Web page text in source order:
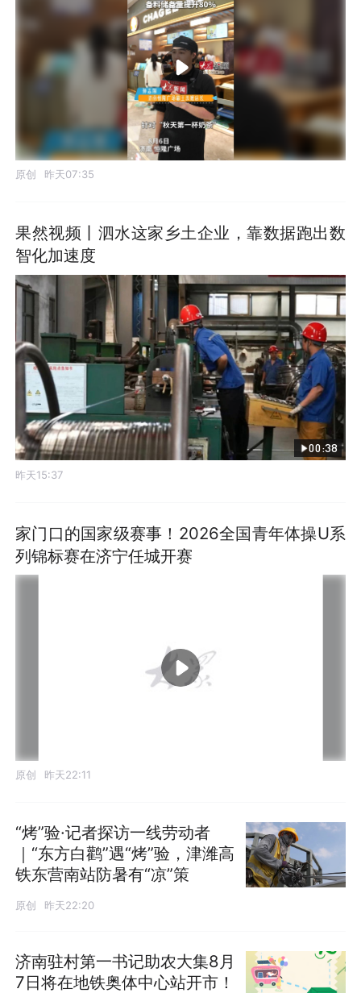
原创 昨天07:35
果然视频丨泗水这家乡土企业，靠数据跑出数
智化加速度
00:38
昨天15:37
家门口的国家级赛事！2026全国青年体操U系
列锦标赛在济宁任城开赛
原创 昨天22:11
“烤”验·记者探访一线劳动者
｜“东方白鹳”遇“烤”验，津潍高
铁东营南站防暑有“凉”策
原创 昨天22:20
济南驻村第一书记助农大集8月
7日将在地铁奥体中心站开市！